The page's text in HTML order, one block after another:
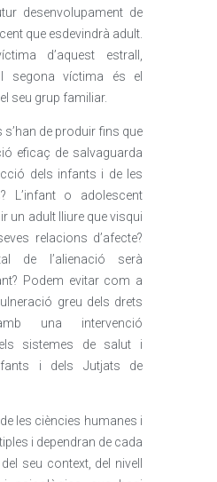
desenvolupament de
que esdevindrà adult.
d’aquest estrall,
I segona víctima és el
seu grup familiar.
de produir fins que
eficaç de salvaguarda
dels infants i de les
L’infant o adolescent
un adult lliure que visqui
relacions d’afecte?
de l’alienació serà
Podem evitar com a
greu dels drets
una intervenció
sistemes de salut i
i dels Jutjats de
les ciències humanes i
i dependran de cada
seu context, del nivell